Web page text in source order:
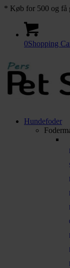
* Køb for 500 og få
0Shopping
Hundefoder